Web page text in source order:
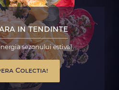
in tendinte
sezonului estival
Colectia!